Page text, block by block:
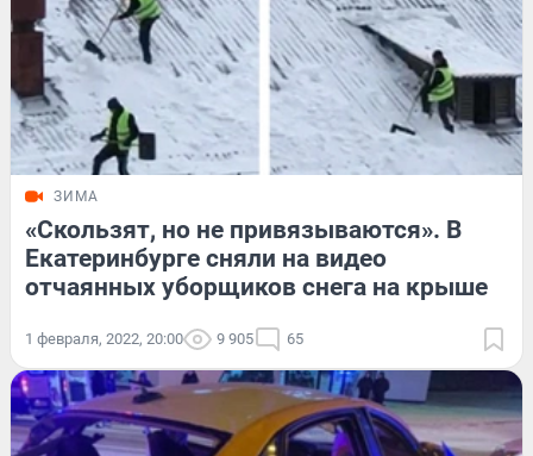
ЗИМА
«Скользят, но не привязываются». В
Екатеринбурге сняли на видео
отчаянных уборщиков снега на крыше
1 февраля, 2022, 20:00 9 905 65